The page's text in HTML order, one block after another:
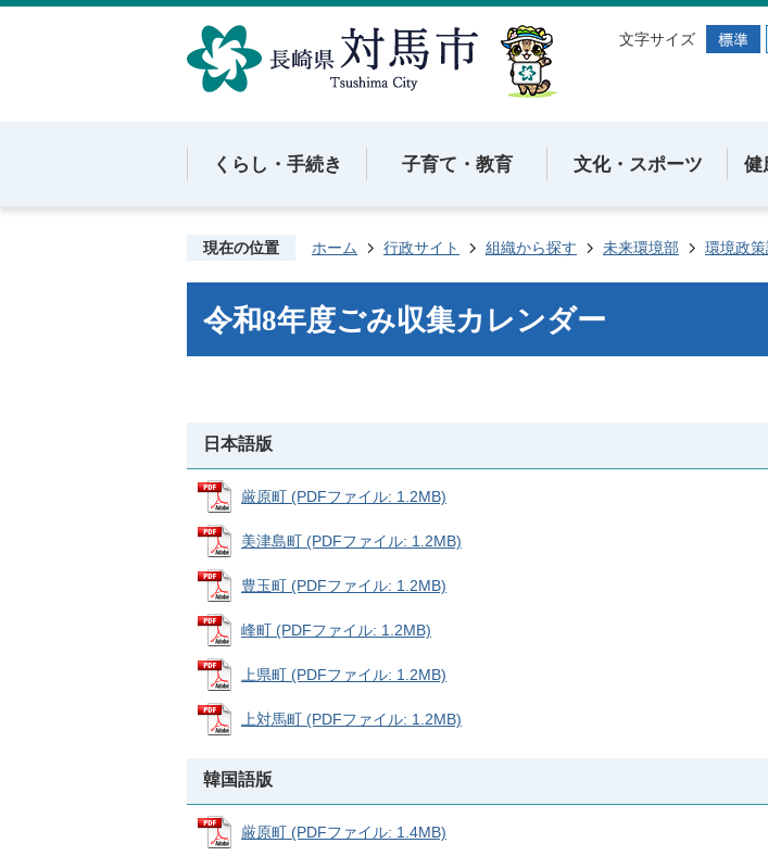
文字サイズ
くらし・手続き 子育て・教育 文化・スポーツ 健
現在の位置 ホーム 行政サイト 組織から探す 未来環境部 環境政策
令和8年度ごみ収集カレンダー
日本語版
厳原町 (PDFファイル: 1.2MB)
美津島町 (PDFファイル: 1.2MB)
豊玉町 (PDFファイル: 1.2MB)
峰町 (PDFファイル: 1.2MB)
上県町 (PDFファイル: 1.2MB)
上対馬町 (PDFファイル: 1.2MB)
韓国語版
厳原町 (PDFファイル: 1.4MB)